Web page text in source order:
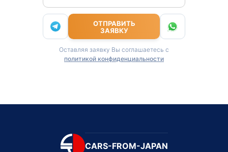
ОТПРАВИТЬ
ЗАЯВКУ
Оставляя заявку Вы соглашаетесь с
политикой конфиденциальности
CARS-FROM-JAPAN